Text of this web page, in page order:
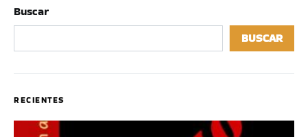
Buscar
BUSCAR
RECIENTES